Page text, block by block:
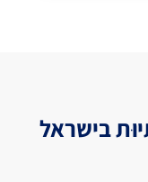
בישראל